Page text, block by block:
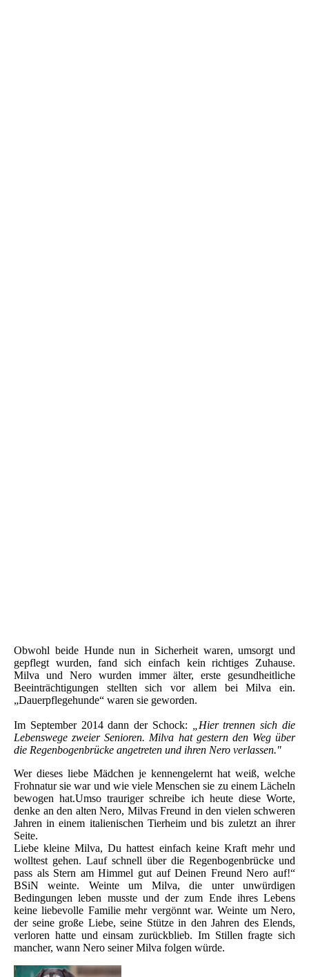
Obwohl beide Hunde nun in Sicherheit waren, umsorgt und
gepflegt wurden, fand sich einfach kein richtiges Zuhause.
Milva und Nero wurden immer älter, erste gesundheitliche
Beeinträchtigungen stellten sich vor allem bei Milva ein.
„Dauerpflegehunde“ waren sie geworden.
Im September 2014 dann der Schock:
„Hier trennen sich die
Lebenswege zweier Senioren. Milva hat gestern den Weg über
die Regenbogenbrücke angetreten und ihren Nero verlassen."
Wer dieses liebe Mädchen je kennengelernt hat weiß, welche
Frohnatur sie war und wie viele Menschen sie zu einem Lächeln
bewogen hat.Umso trauriger schreibe ich heute diese Worte,
denke an den alten Nero, Milvas Freund in den vielen schweren
Jahren in einem italienischen Tierheim und bis zuletzt an ihrer
Seite.
Liebe kleine Milva, Du hattest einfach keine Kraft mehr und
wolltest gehen. Lauf schnell über die Regenbogenbrücke und
pass als Stern am Himmel gut auf Deinen Freund Nero auf!“
BSiN weinte. Weinte um Milva, die unter unwürdigen
Bedingungen leben musste und der zum Ende ihres Lebens
keine liebevolle Familie mehr vergönnt war. Weinte um Nero,
der seine große Liebe, seine Stütze in den Jahren des Elends,
verloren hatte und einsam zurückblieb. Im Stillen fragte sich
mancher, wann Nero seiner Milva folgen würde.